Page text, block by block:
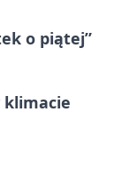
o piątej”
klimacie